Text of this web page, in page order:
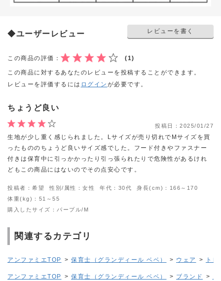
◆ユーザーレビュー レビューを書く
この商品の評価： (1)
この商品に対するあなたのレビューを投稿することができます。
レビューを評価するには ログイン が必要です。
ちょうど良い
投稿日： 2025/01/27
生地が少し重く感じられました。Lサイズが売り切れでMサイズを買
ったもののちょうど良いサイズ感でした。フード付きやファスナー
付きは保育中に引っかかったり引っ張られたりで危険性があるけれ
どもこの商品にはないのでその点安心です。
投稿者：希望 性別/属性：女性 年代：30代
身長(cm)：166～170
体重(kg)：51～55
購入したサイズ：パープル/M
関連するカテゴリ
アンファミエTOP > 保育士（グランディール ベベ） > ウェア > ト
アンファミエTOP > 保育士（グランディール ベベ） > ブランド >